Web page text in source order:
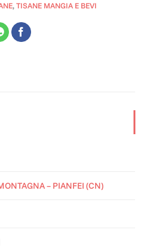
,TISANE MANGIA E BEVI
– PIANFEI (CN)